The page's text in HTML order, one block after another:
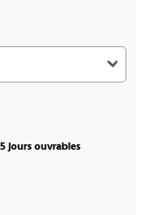
jours ouvrables